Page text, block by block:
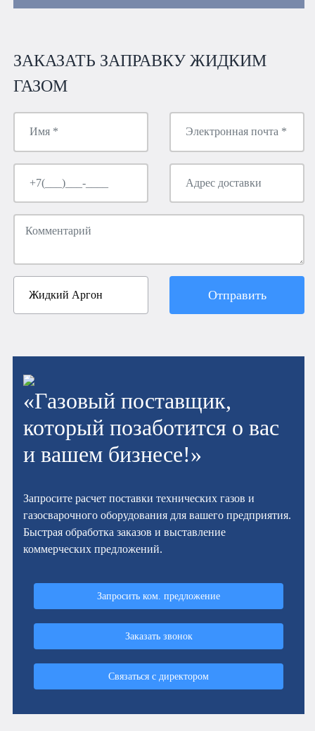
ЗАКАЗАТЬ ЗАПРАВКУ ЖИДКИМ
ГАЗОМ
Отправить
«Газовый поставщик,
который позаботится о вас
и вашем бизнесе!»
Запросите расчет поставки технических газов и
газосварочного оборудования для вашего предприятия.
Быстрая обработка заказов и выставление
коммерческих предложений.
Запросить ком. предложение
Заказать звонок
Связаться с директором